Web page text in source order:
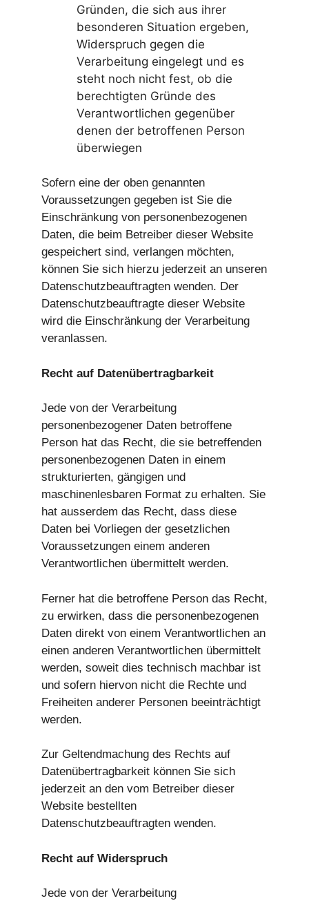
Gründen, die sich aus ihrer
besonderen Situation ergeben,
Widerspruch gegen die
Verarbeitung eingelegt und es
steht noch nicht fest, ob die
berechtigten Gründe des
Verantwortlichen gegenüber
denen der betroffenen Person
überwiegen
Sofern eine der oben genannten
Voraussetzungen gegeben ist Sie die
Einschränkung von personenbezogenen
Daten, die beim Betreiber dieser Website
gespeichert sind, verlangen möchten,
können Sie sich hierzu jederzeit an unseren
Datenschutzbeauftragten wenden. Der
Datenschutzbeauftragte dieser Website
wird die Einschränkung der Verarbeitung
veranlassen.
Recht auf Datenübertragbarkeit
Jede von der Verarbeitung
personenbezogener Daten betroffene
Person hat das Recht, die sie betreffenden
personenbezogenen Daten in einem
strukturierten, gängigen und
maschinenlesbaren Format zu erhalten. Sie
hat ausserdem das Recht, dass diese
Daten bei Vorliegen der gesetzlichen
Voraussetzungen einem anderen
Verantwortlichen übermittelt werden.
Ferner hat die betroffene Person das Recht,
zu erwirken, dass die personenbezogenen
Daten direkt von einem Verantwortlichen an
einen anderen Verantwortlichen übermittelt
werden, soweit dies technisch machbar ist
und sofern hiervon nicht die Rechte und
Freiheiten anderer Personen beeinträchtigt
werden.
Zur Geltendmachung des Rechts auf
Datenübertragbarkeit können Sie sich
jederzeit an den vom Betreiber dieser
Website bestellten
Datenschutzbeauftragten wenden.
Recht auf Widerspruch
Jede von der Verarbeitung